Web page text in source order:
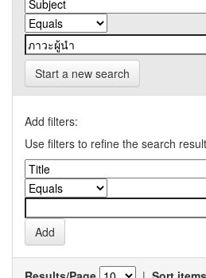
Start a new search
Add filters:
Use filters to refine the search